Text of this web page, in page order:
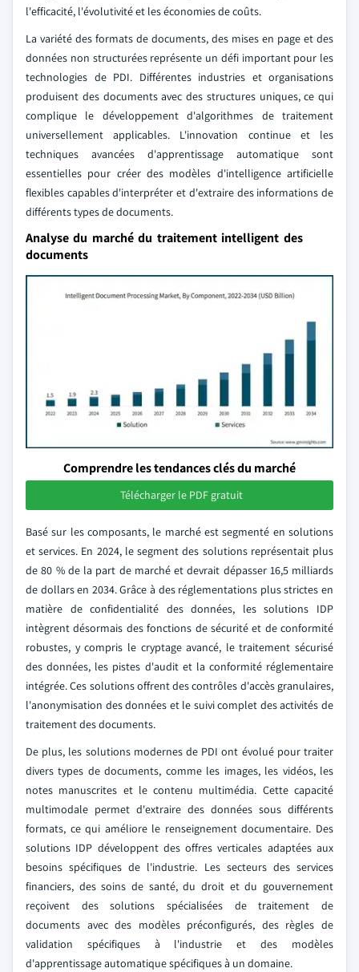
l'efficacité, l'évolutivité et les économies de coûts.
La variété des formats de documents, des mises en page et des
données non structurées représente un défi important pour les
technologies de PDI. Différentes industries et organisations
produisent des documents avec des structures uniques, ce qui
complique le développement d'algorithmes de traitement
universellement applicables. L'innovation continue et les
techniques avancées d'apprentissage automatique sont
essentielles pour créer des modèles d'intelligence artificielle
flexibles capables d'interpréter et d'extraire des informations de
différents types de documents.
Analyse du marché du traitement intelligent des
documents
Comprendre les tendances clés du marché
Télécharger le PDF gratuit
Basé sur les composants, le marché est segmenté en solutions
et services. En 2024, le segment des solutions représentait plus
de 80 % de la part de marché et devrait dépasser 16,5 milliards
de dollars en 2034. Grâce à des réglementations plus strictes en
matière de confidentialité des données, les solutions IDP
intègrent désormais des fonctions de sécurité et de conformité
robustes, y compris le cryptage avancé, le traitement sécurisé
des données, les pistes d'audit et la conformité réglementaire
intégrée. Ces solutions offrent des contrôles d'accès granulaires,
l'anonymisation des données et le suivi complet des activités de
traitement des documents.
De plus, les solutions modernes de PDI ont évolué pour traiter
divers types de documents, comme les images, les vidéos, les
notes manuscrites et le contenu multimédia. Cette capacité
multimodale permet d'extraire des données sous différents
formats, ce qui améliore le renseignement documentaire. Des
solutions IDP développent des offres verticales adaptées aux
besoins spécifiques de l'industrie. Les secteurs des services
financiers, des soins de santé, du droit et du gouvernement
reçoivent des solutions spécialisées de traitement de
documents avec des modèles préconfigurés, des règles de
validation spécifiques à l'industrie et des modèles
d'apprentissage automatique spécifiques à un domaine.